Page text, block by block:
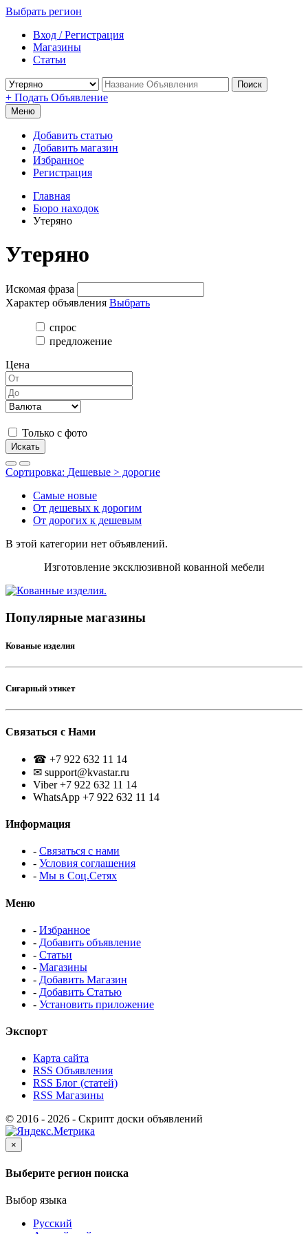
Выбрать регион
Вход / Регистрация
Магазины
Статьи
Поиск
+ Подать Объявление
Меню
Добавить статью
Добавить магазин
Избранное
Регистрация
Главная
Бюро находок
Утеряно
Утеряно
Искомая фраза
Характер объявления Выбрать
спрос
предложение
Цена
Только с фото
Искать
Сортировка: Дешевые > дорогие
Самые новые
От дешевых к дорогим
От дорогих к дешевым
В этой категории нет объявлений.
Изготовление эксклюзивной кованной мебели
Популярные магазины
Кованые изделия
Сигарный этикет
Связаться с Нами
☎ +7 922 632 11 14
✉ support@kvastar.ru
Viber +7 922 632 11 14
WhatsApp +7 922 632 11 14
Информация
- Связаться с нами
- Условия соглашения
- Мы в Соц.Сетях
Меню
- Избранное
- Добавить объявление
- Статьи
- Магазины
- Добавить Магазин
- Добавить Статью
- Установить приложение
Экспорт
Карта сайта
RSS Объявления
RSS Блог (статей)
RSS Магазины
© 2016 - 2026 - Скрипт доски объявлений
×
Выберите регион поиска
Выбор языка
Русский